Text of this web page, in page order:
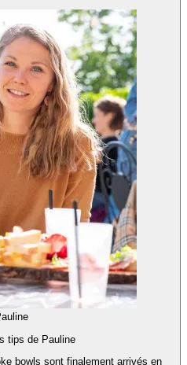
tips de Pauline
bowls sont finalement arrivés en